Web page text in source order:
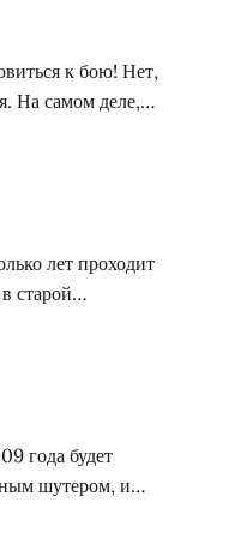
к бою! Нет,
На самом деле,
лет проходит
старой
Assault?
года будет
шутером, и
Игра